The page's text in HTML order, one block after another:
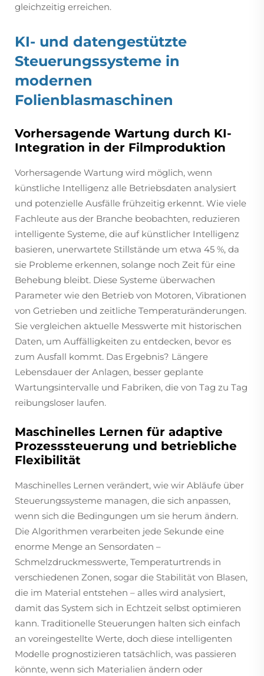
gleichzeitig erreichen.
KI- und datengestützte
Steuerungssysteme in
modernen
Folienblasmaschinen
Vorhersagende Wartung durch KI-
Integration in der Filmproduktion
Vorhersagende Wartung wird möglich, wenn
künstliche Intelligenz alle Betriebsdaten analysiert
und potenzielle Ausfälle frühzeitig erkennt. Wie viele
Fachleute aus der Branche beobachten, reduzieren
intelligente Systeme, die auf künstlicher Intelligenz
basieren, unerwartete Stillstände um etwa 45 %, da
sie Probleme erkennen, solange noch Zeit für eine
Behebung bleibt. Diese Systeme überwachen
Parameter wie den Betrieb von Motoren, Vibrationen
von Getrieben und zeitliche Temperaturänderungen.
Sie vergleichen aktuelle Messwerte mit historischen
Daten, um Auffälligkeiten zu entdecken, bevor es
zum Ausfall kommt. Das Ergebnis? Längere
Lebensdauer der Anlagen, besser geplante
Wartungsintervalle und Fabriken, die von Tag zu Tag
reibungsloser laufen.
Maschinelles Lernen für adaptive
Prozesssteuerung und betriebliche
Flexibilität
Maschinelles Lernen verändert, wie wir Abläufe über
Steuerungssysteme managen, die sich anpassen,
wenn sich die Bedingungen um sie herum ändern.
Die Algorithmen verarbeiten jede Sekunde eine
enorme Menge an Sensordaten –
Schmelzdruckmesswerte, Temperaturtrends in
verschiedenen Zonen, sogar die Stabilität von Blasen,
die im Material entstehen – alles wird analysiert,
damit das System sich in Echtzeit selbst optimieren
kann. Traditionelle Steuerungen halten sich einfach
an voreingestellte Werte, doch diese intelligenten
Modelle prognostizieren tatsächlich, was passieren
könnte, wenn sich Materialien ändern oder